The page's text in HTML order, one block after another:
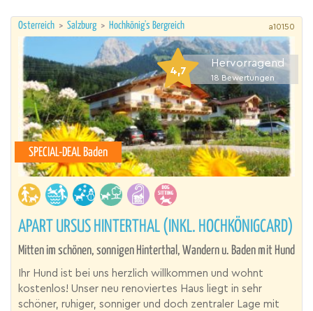
Österreich > Salzburg > Hochkönig's Bergreich a10150
4,7
Hervorragend
18 Bewertungen
SPECIAL-DEAL Baden
APART URSUS HINTERTHAL (INKL. HOCHKÖNIGCARD)
Mitten im schönen, sonnigen Hinterthal, Wandern u. Baden mit Hund
Ihr Hund ist bei uns herzlich willkommen und wohnt
kostenlos! Unser neu renoviertes Haus liegt in sehr
schöner, ruhiger, sonniger und doch zentraler Lage mit